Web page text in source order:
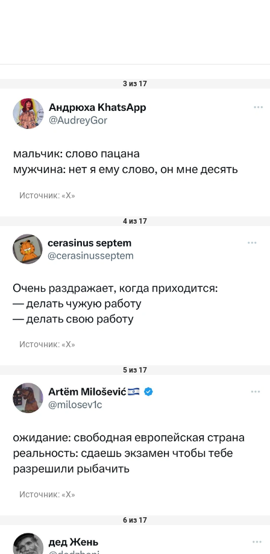
3 из 17
Источник: «Х»
4 из 17
Источник: «Х»
5 из 17
Источник: «Х»
6 из 17